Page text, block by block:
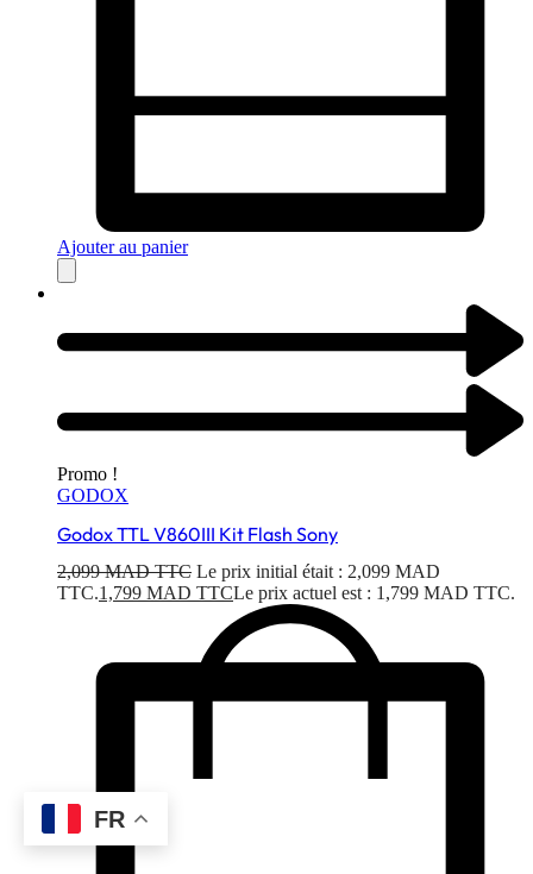
Ajouter au panier
Promo !
GODOX
Godox TTL V860III Kit Flash Sony
2,099MAD TTC Le prix initial était : 2,099 MAD
TTC.1,799 MAD TTCLe prix actuel est : 1,799 MAD TTC.
FR